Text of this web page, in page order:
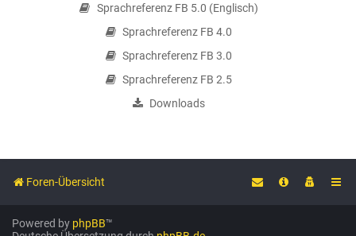
Sprachreferenz FB 5.0 (Englisch)
Sprachreferenz FB 4.0
Sprachreferenz FB 3.0
Sprachreferenz FB 2.5
Downloads
Foren-Übersicht
Powered by phpBB™